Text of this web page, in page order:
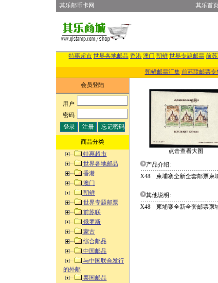
其乐邮币卡网 其乐首
特惠超市 世界各地邮品 香港 澳门 朝鲜 世界专题邮票 前
朝鲜邮票汇集 前苏联邮票专
会员登陆
用户:
密码:
商品分类
特惠超市
世界各地邮品
香港
澳门
朝鲜
世界专题邮票
前苏联
俄罗斯
蒙古
综合邮品
中国邮品
与中国联合发行
的外邮
泰国邮品
点击查看大图
产品介绍:
X48 柬埔寨全新全套邮票柬
其他说明:
X48 柬埔寨全新全套邮票柬